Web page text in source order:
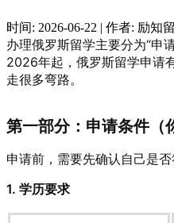
时间: 2026-06-22 | 作者: 励知
办理俄罗斯留学主要分为“申
2026年起，俄罗斯留学申请
走很多弯路。
第一部分：申请条件（
申请前，需要先确认自己是
1. 学历要求